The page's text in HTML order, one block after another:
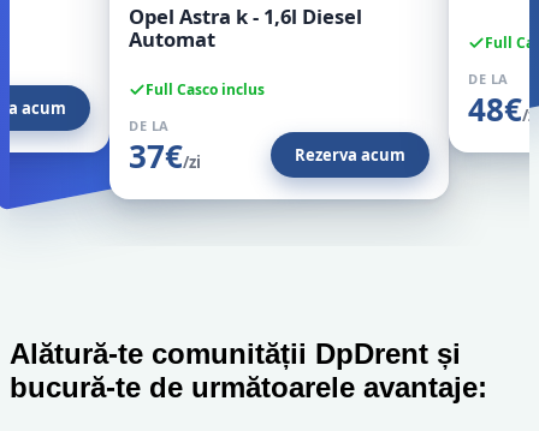
acum
Opel Astra k - 1,6l Diesel
Automat
Full Casco inclus
DE LA
37€/zi Rezerva acum
Full
DE LA
48€/zi
Alătură-te comunității DpDrent și
bucură-te de următoarele avantaje: